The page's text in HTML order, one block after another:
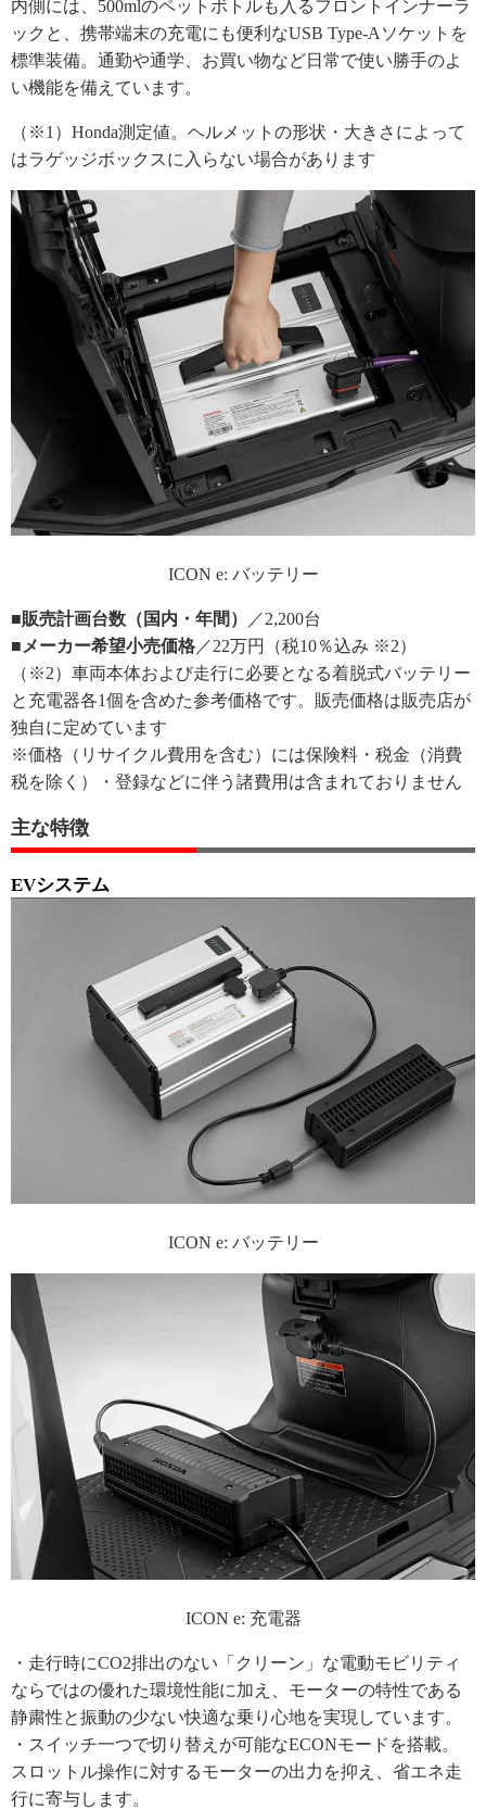
内側には、500mlのペットボトルも入るフロントインナーラ
ックと、携帯端末の充電にも便利なUSB Type-Aソケットを
標準装備。通勤や通学、お買い物など日常で使い勝手のよ
い機能を備えています。
（※1）Honda測定値。ヘルメットの形状・大きさによって
はラゲッジボックスに入らない場合があります
ICON e: バッテリー
■販売計画台数（国内・年間）
／2,200台
■メーカー希望小売価格 ／22万円（税10％込み ※2）
（※2）車両本体および走行に必要となる着脱式バッテリー
と充電器各1個を含めた参考価格です。販売価格は販売店が
独自に定めています
※価格（リサイクル費用を含む）には保険料・税金（消費
税を除く）・登録などに伴う諸費用は含まれておりません
主な特徴
EVシステム
ICON e: バッテリー
ICON e: 充電器
・走行時にCO2排出のない「クリーン」な電動モビリティ
ならではの優れた環境性能に加え、モーターの特性である
静粛性と振動の少ない快適な乗り心地を実現しています。
・スイッチ一つで切り替えが可能なECONモードを搭載。
スロットル操作に対するモーターの出力を抑え、省エネ走
行に寄与します。